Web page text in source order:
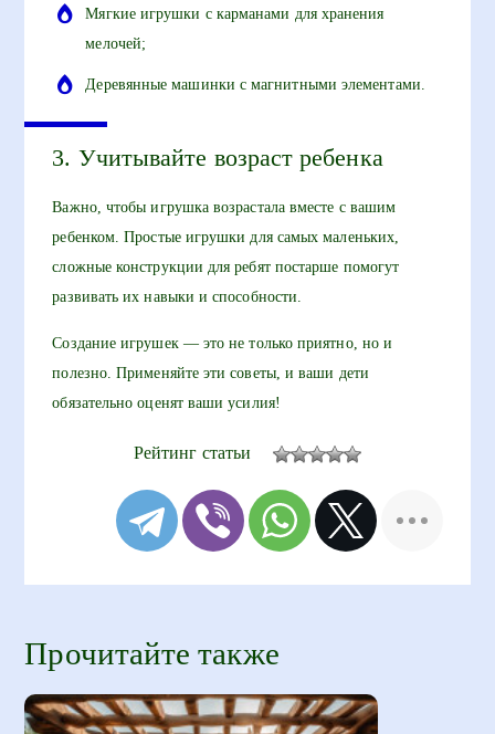
Мягкие игрушки с карманами для хранения
мелочей;
Деревянные машинки с магнитными элементами.
3. Учитывайте возраст ребенка
Важно, чтобы игрушка возрастала вместе с вашим
ребенком. Простые игрушки для самых маленьких,
сложные конструкции для ребят постарше помогут
развивать их навыки и способности.
Создание игрушек — это не только приятно, но и
полезно. Применяйте эти советы, и ваши дети
обязательно оценят ваши усилия!
Рейтинг статьи
Прочитайте также